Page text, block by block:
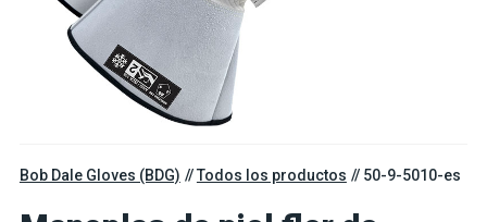
Bob Dale Gloves (BDG) Todos los productos 50-9-5010-es